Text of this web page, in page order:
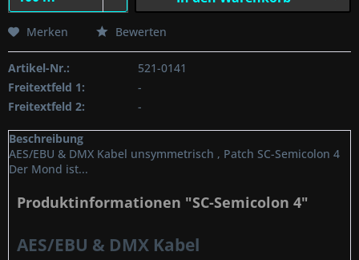
Merken Bewerten
Artikel-Nr.:
521-0141
Freitextfeld 1:
-
Freitextfeld 2:
-
Beschreibung
AES/EBU & DMX Kabel unsymmetrisch , Patch SC-Semicolon 4
Der Mond ist...
Produktinformationen "SC-Semicolon 4"
AES/EBU & DMX Kabel